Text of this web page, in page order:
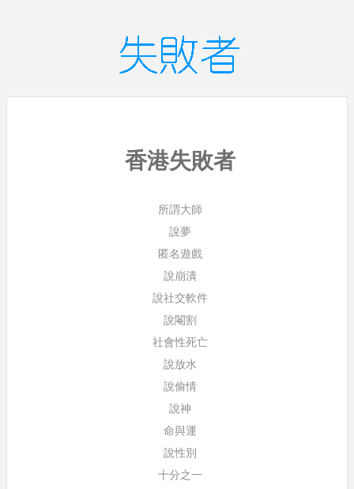
香港失敗者
所謂大師
說夢
匿名遊戲
說崩潰
說社交軟件
說閹割
社會性死亡
說放水
說偷情
說神
命與運
說性別
十分之一